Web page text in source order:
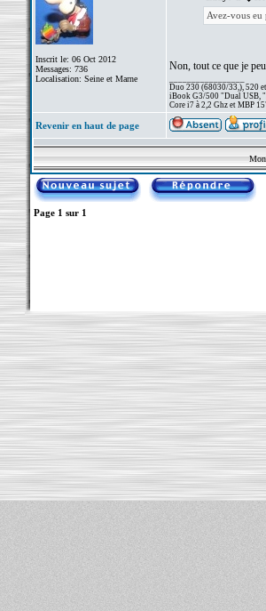
Inscrit le: 06 Oct 2012
Messages: 736
Localisation: Seine et Marne
Avez-vous eu
Non, tout ce que je
Duo 230 (68030/33,), 520
iBook G3/500 "Dual USB,
Core i7 à 2,2 Ghz et MBP
Revenir en haut de page
Page 1 sur 1